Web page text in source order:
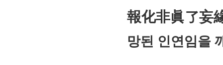
報化非眞
망된 인연임을